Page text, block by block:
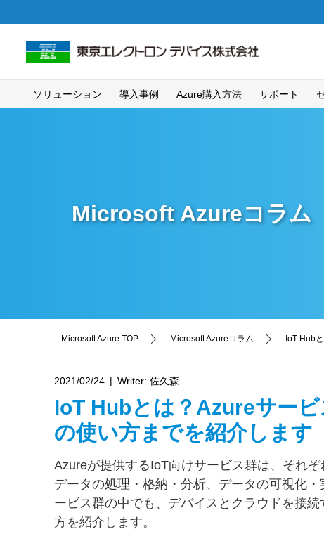
ソリューション 導入事例 Azure購入方法 サポート
Microsoft Azureコラム
Microsoft Azure TOP Microsoft Azureコラム IoT Hub
2021/02/24 Writer: 佐久森
IoT Hubとは？Azureサー
の使い方までを紹介します
Azureが提供するIoT向けサービス群は、それ
データの処理・格納・分析、データの可視化
ービス群の中でも、デバイスとクラウドを接
方を紹介します。